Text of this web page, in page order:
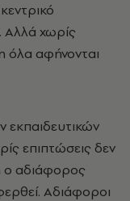
Αλλά χωρίς
όλα αφήνονται
εκπαιδευτικών
επιπτώσεις δεν
ο αδιάφορος
Αδιάφοροι